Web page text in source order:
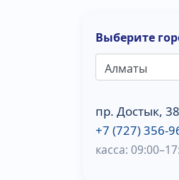
Выберите
пр. Достык,
+7 (727) 356-
касса: